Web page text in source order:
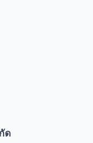
ด